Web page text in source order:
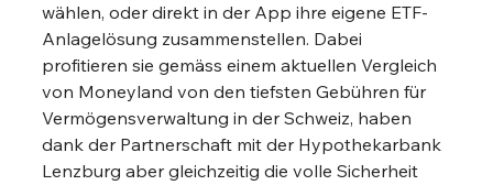
wählen, oder direkt in der App ihre eigene ETF-
Anlagelösung zusammenstellen. Dabei
profitieren sie gemäss einem aktuellen Vergleich
von Moneyland von den tiefsten Gebühren für
Vermögensverwaltung in der Schweiz, haben
dank der Partnerschaft mit der Hypothekarbank
Lenzburg aber gleichzeitig die volle Sicherheit